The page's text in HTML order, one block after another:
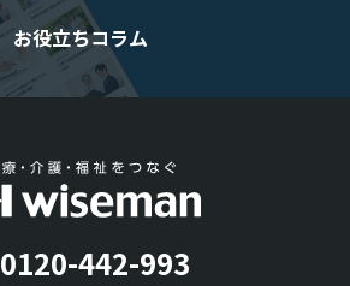
お役立ちコラム
0120-442-993